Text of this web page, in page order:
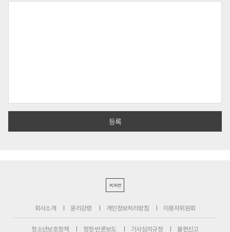
PC버전
회사소개 윤리강령 개인정보처리방침 이용자위원회
청소년보호정책 정정·반론보도 기사심의규정 불편신고